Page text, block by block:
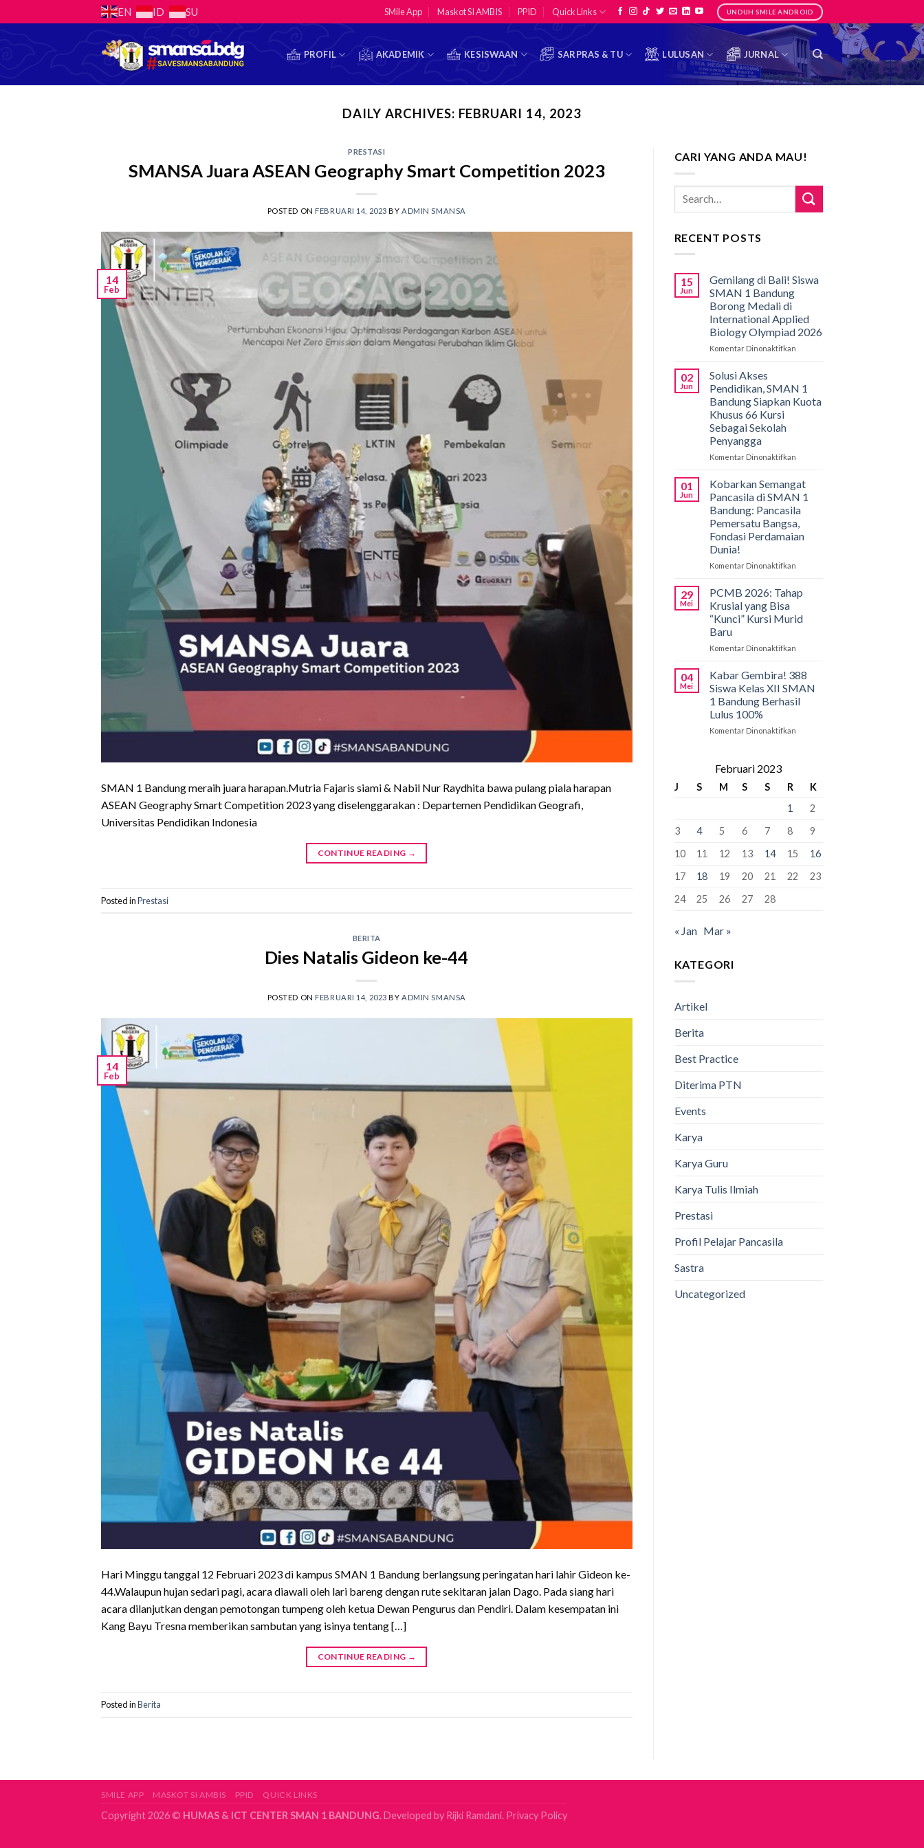
to
EN ID SU SMile App Maskot SI AMBIS PPID Quick Links UNDUH SMILE ANDROID
PROFIL AKADEMIK KESISWAAN SARPRAS & TU LULUSAN JURNAL
DAILY ARCHIVES: FEBRUARI 14, 2023
PRESTASI
SMANSA Juara ASEAN Geography Smart Competition 2023
POSTED ON FEBRUARI 14, 2023 BYADMIN SMANSA
14
Feb
SMAN 1 Bandung meraih juara harapan.Mutria Fajaris siami & Nabil Nur Raydhita bawa pulang piala harapan
ASEAN Geography Smart Competition 2023 yang diselenggarakan : Departemen Pendidikan Geografi,
Universitas Pendidikan Indonesia
CONTINUE READING →
Posted inPrestasi
BERITA
Dies Natalis Gideon ke-44
POSTED ON FEBRUARI 14, 2023 BYADMIN SMANSA
14
Feb
Hari Minggu tanggal 12 Februari 2023 di kampus SMAN 1 Bandung berlangsung peringatan hari lahir Gideon ke-
44.Walaupun hujan sedari pagi, acara diawali oleh lari bareng dengan rute sekitaran jalan Dago. Pada siang hari
acara dilanjutkan dengan pemotongan tumpeng oleh ketua Dewan Pengurus dan Pendiri. Dalam kesempatan ini
Kang Bayu Tresna memberikan sambutan yang isinya tentang […]
CONTINUE READING →
Posted inBerita
CARI YANG ANDA MAU!
RECENT POSTS
15
Jun
Gemilang di Bali! Siswa
SMAN 1 Bandung
Borong Medali di
International Applied
Biology Olympiad 2026
Komentar Dinonaktifkan
Bali!
Siswa
SMAN
Applied
Biology
Olympiad
2026
02
Jun
Solusi Akses
Pendidikan, SMAN 1
Bandung Siapkan Kuota
Khusus 66 Kursi
Sebagai Sekolah
Penyangga
Komentar Dinonaktifkan
Akses
Pendidikan,
SMAN
1
Bandung
Siapkan
Sebagai
Penyangga
01
Jun
Kobarkan Semangat
Pancasila di SMAN 1
Bandung: Pancasila
Pemersatu Bangsa,
Fondasi Perdamaian
Dunia!
Komentar Dinonaktifkan
Pancasila
SMAN
Pemersatu
Fondasi
Perdamaian
29
Mei
PCMB 2026: Tahap
Krusial yang Bisa
“Kunci” Kursi Murid
Baru
Komentar Dinonaktifkan
2026:
Tahap
Krusial
yang
04
Mei
Kabar Gembira! 388
Siswa Kelas XII SMAN
1 Bandung Berhasil
Lulus 100%
Komentar Dinonaktifkan
Kelas
SMAN
Bandung
Lulus
100%
Februari 2023
J S M S S R
K
1
2
3
4 5 6 7 8
9
10
11 12 13 14 15
16
17
18 19 20 21 22
23
24
25 26 27 28
« Jan Mar »
KATEGORI
Artikel
Berita
Best Practice
Diterima PTN
Events
Karya
Karya Guru
Karya Tulis Ilmiah
Prestasi
Profil Pelajar Pancasila
Sastra
Uncategorized
SMILE APP MASKOT SI AMBIS PPID QUICK LINKS
Copyright 2026 © HUMAS & ICT CENTER SMAN 1 BANDUNG.Developed by Rijki Ramdani. Privacy Policy